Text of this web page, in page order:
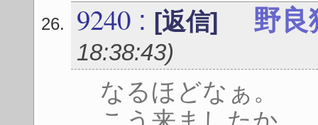
9240 : [返信] 野良
18:38:43)
なるほどなぁ。